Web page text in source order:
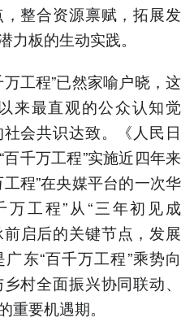
整合资源禀赋，拓展发
力板的生动实践。
工程”已然家喻户晓，这
来最直观的公众认知觉
会共识达致。《人民日
千万工程”实施近四年来
程”在央媒平台的一次华
万工程”从“三年初见成
前启后的关键节点，发展
东“百千万工程”乘势向
村全面振兴协同联动、
重要机遇期。